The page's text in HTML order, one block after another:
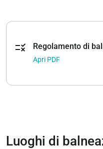
rule Regolamento di
Apri PDF
Luoghi di